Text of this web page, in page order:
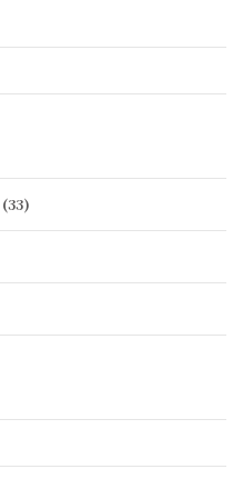
(33)